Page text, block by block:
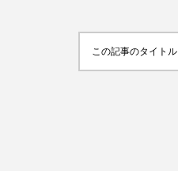
この記事のタイト